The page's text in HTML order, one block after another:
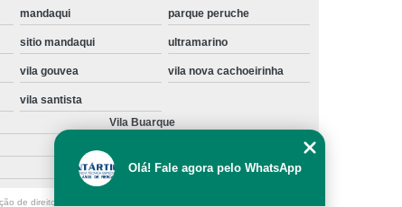
Instalação de Maquina Lava e Seca
e Seca Samsung
Instalação Lava Seca
Maquina Lava e Seca Samsung
Lava e Seca Instalação
Samsung Instalação Lava e Seca
a Gas
Manutenção de Fogão Cooktop
mandaqui parque peruche
sitio mandaqui ultramarino
vila gouvea vila nova cachoeirinha
vila santista
Vila Buarque
de direito autoral – artigo 184 do Código Penal –
Olá! Fale agora pelo WhatsApp